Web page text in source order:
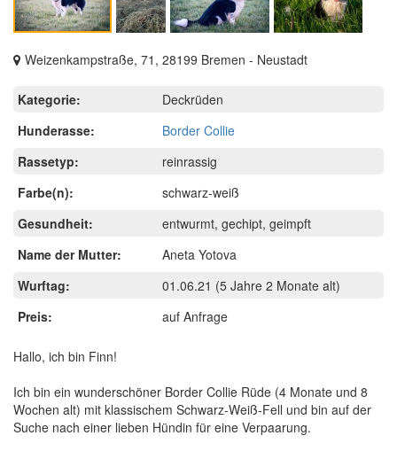
Weizenkampstraße, 71, 28199 Bremen - Neustadt
Kategorie:
Deckrüden
Hunderasse:
Border Collie
Rassetyp:
reinrassig
Farbe(n):
schwarz-weiß
Gesundheit:
entwurmt, gechipt, geimpft
Name der Mutter:
Aneta Yotova
Wurftag:
01.06.21 (5 Jahre 2 Monate alt)
Preis:
auf Anfrage
Hallo, ich bin Finn!
Ich bin ein wunderschöner Border Collie Rüde (4 Monate und 8
Wochen alt) mit klassischem Schwarz-Weiß-Fell und bin auf der
Suche nach einer lieben Hündin für eine Verpaarung.